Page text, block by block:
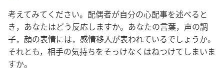
考えてみてください。配偶者が自分の心配事を述べると
き，あなたはどう反応しますか。あなたの言葉，声の調
子，顔の表情には，感情移入が表われているでしょうか。
それとも，相手の気持ちをそっけなくはねつけてしまいま
すか。